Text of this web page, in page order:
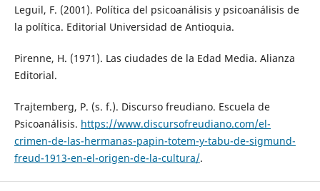
Leguil, F. (2001). Política del psicoanálisis y psicoanálisis de
la política. Editorial Universidad de Antioquia.
Pirenne, H. (1971). Las ciudades de la Edad Media. Alianza
Editorial.
Trajtemberg, P. (s. f.). Discurso freudiano. Escuela de
Psicoanálisis. https://www.discursofreudiano.com/el-
crimen-de-las-hermanas-papin-totem-y-tabu-de-sigmund-
freud-1913-en-el-origen-de-la-cultura/.